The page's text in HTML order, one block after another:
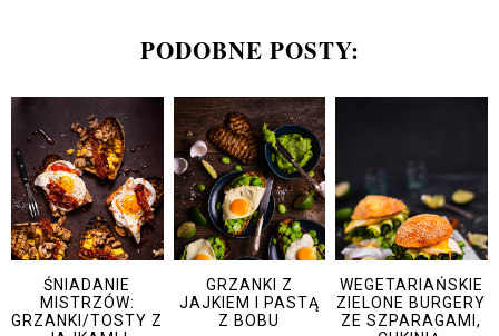
PODOBNE POSTY:
ŚNIADANIE
MISTRZÓW:
GRZANKI/TOSTY Z
GRZANKI Z
JAJKIEM I PASTĄ
Z BOBU
WEGETARIAŃSKIE
ZIELONE BURGERY
ZE SZPARAGAMI,